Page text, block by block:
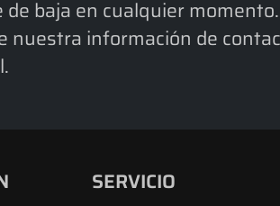
de baja en cualquier
nuestra información de
SERVICIO